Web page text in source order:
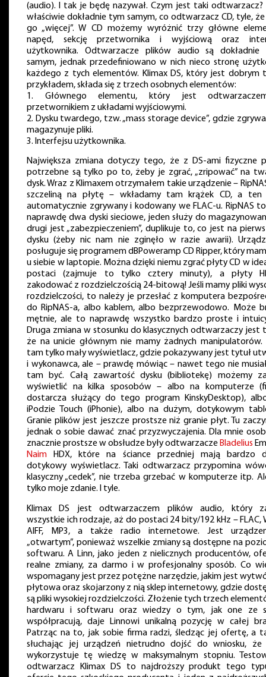
(audio). I tak je będę nazywał. Czym jest taki odtwarzacz?
właściwie dokładnie tym samym, co odtwarzacz CD, tyle,
go „więcej”. W CD możemy wyróżnić trzy główne
napęd, sekcję przetwornika i wyjściową oraz
użytkownika. Odtwarzacze plików audio są dokładnie
samym, jednak przedefiniowano w nich nieco stronę
każdego z tych elementów. Klimax DS, który jest dobrym
przykładem, składa się z trzech osobnych elementów:
1. Głównego elementu, który jest
przetwornikiem z układami wyjściowymi.
2. Dysku twardego, tzw. „mass storage device”, gdzie
magazynuje pliki.
3. Interfejsu użytkownika.
Największa zmiana dotyczy tego, że z DS-ami fizyczne
potrzebne są tylko po to, żeby je zgrać, „zripować” na
dysk. Wraz z Klimaxem otrzymałem takie urządzenie –
szczeliną na płytę – wkładamy tam krążek CD, a ten
automatycznie zgrywany i kodowany we FLAC-u. RipNAS
naprawdę dwa dyski sieciowe, jeden służy do
drugi jest „zabezpieczeniem”, duplikuje to, co jest na
dysku (żeby nic nam nie zginęło w razie awarii).
posługuje się programem dBPoweramp CD Ripper, który
u siebie w laptopie. Można dzięki niemu zgrać płyty CD w
postaci (zajmuje to tylko cztery minuty), a płyty
zakodować z rozdzielczością 24-bitową! Jeśli mamy pliki
rozdzielczości, to należy je przesłać z komputera
do RipNAS-a, albo kablem, albo bezprzewodowo. Może
mętnie, ale to naprawdę wszystko bardzo proste i
Druga zmiana w stosunku do klasycznych odtwarzaczy jest
że na unicie głównym nie mamy żadnych manipulatorów.
tam tylko mały wyświetlacz, gdzie pokazywany jest tytuł
i wykonawca, ale – prawdę mówiąc – nawet tego nie
tam być. Całą zawartość dysku (bibliotekę) możemy
wyświetlić na kilka sposobów – albo na komputerze
dostarcza służący do tego program KinskyDesktop),
iPodzie Touch (iPhonie), albo na dużym, dotykowym
Granie plików jest jeszcze prostsze niż granie płyt. Tu
jednak o sobie dawać znać przyzwyczajenia. Dla mnie
znacznie prostsze w obsłudze były odtwarzaczeBladelius
Naim HDX, które na ściance przedniej mają bardzo
dotykowy wyświetlacz. Taki odtwarzacz przypomina
klasyczny „cedek”, nie trzeba grzebać w komputerze itp.
tylko moje zdanie. I tyle.
Klimax DS jest odtwarzaczem plików audio, który
wszystkie ich rodzaje, aż do postaci 24 bity/192 kHz – FLAC,
AIFF, MP3, a także radio internetowe. Jest
„otwartym”, ponieważ wszelkie zmiany są dostępne na
softwaru. A Linn, jako jeden z nielicznych producentów,
realne zmiany, za darmo i w profesjonalny sposób. Co
wspomagany jest przez potężne narzędzie, jakim jest
płytowa oraz skojarzony z nią sklep internetowy, gdzie
są pliki wysokiej rozdzielczości. Złożenie tych trzech
hardwaru i softwaru oraz wiedzy o tym, jak one ze
współpracują, daje Linnowi unikalną pozycję w całej
Patrząc na to, jak sobie firma radzi, śledząc jej ofertę, a
słuchając jej urządzeń nietrudno dojść do wniosku, że
wykorzystuje tę wiedzę w maksymalnym stopniu.
odtwarzacz Klimax DS to najdroższy produkt tego